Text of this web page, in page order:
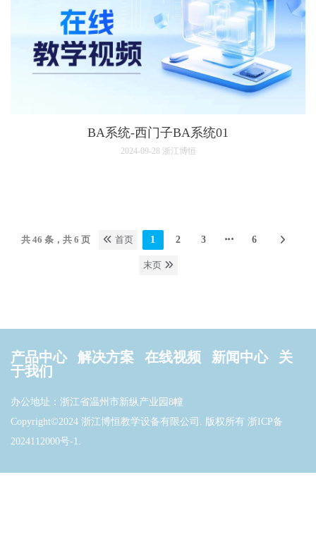
BA系统-西门子BA系统01
2024-09-28 浙江博恒
共 46 条，共 6 页 首页 1 2 3 6
末页
产品中心 解决方案 在线视频 新闻中心
关
于我们
办公地址：浙江省温州市新纵产业园8幢
Copyright©2024 浙江博恒教学设备有限公司. 版权所有 浙ICP备
2024112000号-1.